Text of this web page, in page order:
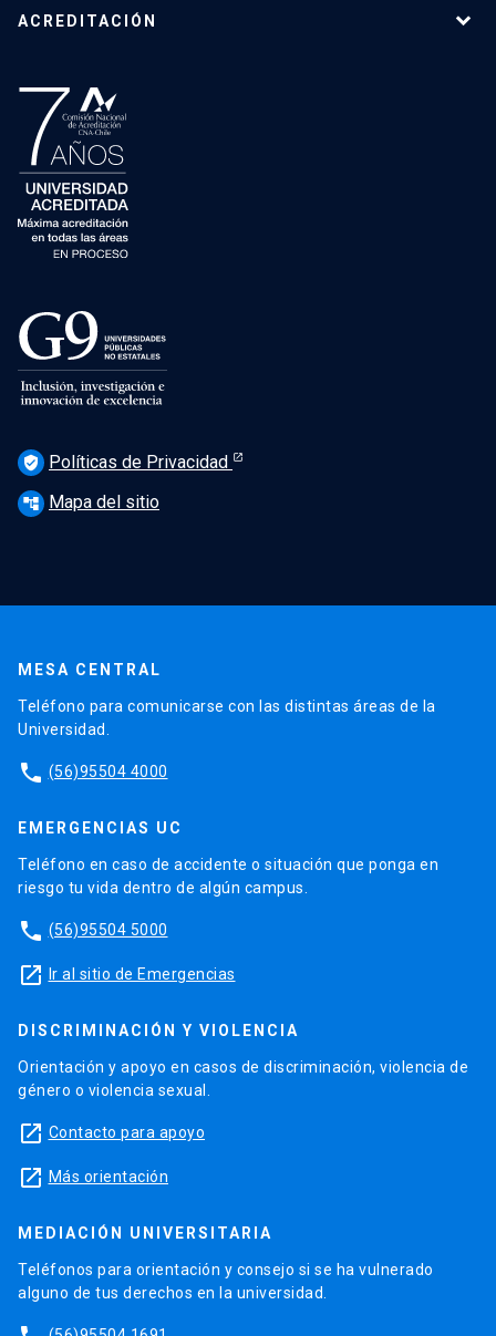
ACREDITACIÓN
verified_user Políticas de Privacidad
account_tree Mapa del sitio
MESA CENTRAL
Teléfono para comunicarse con las distintas áreas de la
Universidad.
phone (56)95504 4000
EMERGENCIAS UC
Teléfono en caso de accidente o situación que ponga en
riesgo tu vida dentro de algún campus.
phone (56)95504 5000
launch Ir al sitio de Emergencias
DISCRIMINACIÓN Y VIOLENCIA
Orientación y apoyo en casos de discriminación, violencia de
género o violencia sexual.
launch Contacto para apoyo
launch Más orientación
MEDIACIÓN UNIVERSITARIA
Teléfonos para orientación y consejo si se ha vulnerado
alguno de tus derechos en la universidad.